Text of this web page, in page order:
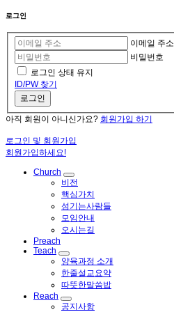
로그인
이메일 주소
비밀번호
로그인 상태 유지
ID/PW 찾기
로그인
아직 회원이 아니신가요? 회원가입 하기
로그인 및 회원가입
회원가입하세요!
Church
비전
핵심가치
섬기는사람들
모임안내
오시는길
Preach
Teach
양육과정 소개
한줄설교요약
따뜻한말씀밥
Reach
공지사항